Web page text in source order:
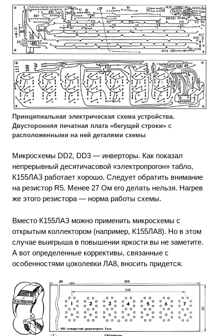
Принципиальная электрическая схема устройства.
Двусторонняя печатная плата «бегущей строки» с
расположенными на ней деталями схемы
Микросхемы DD2, DD3 — инверторы. Как показал
непрерывный десятичасовой «электропрогон» табло,
К155ЛАЗ работает хорошо. Следует обратить внимание
на резистор R5. Менее 27 Ом его делать нельзя. Нагрев
же этого резистора — норма работы схемы.
Вместо К155ЛАЗ можно применить микросхемы с
открытым коллектором (например, К155ЛА8). Но в этом
случае выигрыша в повышении яркости вы не заметите.
А вот определенные коррективы, связанные с
особенностями цоколевки ЛА8, вносить придется.